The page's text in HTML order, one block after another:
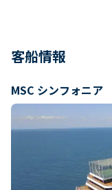
客船情報
MSC シンフォニア